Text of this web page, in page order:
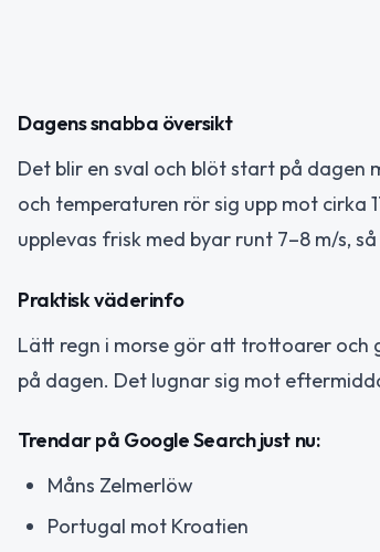
Dagens snabba översikt
Det blir en sval och blöt start på dagen
och temperaturen rör sig upp mot cirka
upplevas frisk med byar runt 7–8 m/s,
Praktisk väderinfo
Lätt regn i morse gör att trottoarer
på dagen. Det lugnar sig mot
Trendar på Google Search just nu:
Måns Zelmerlöw
Portugal mot Kroatien